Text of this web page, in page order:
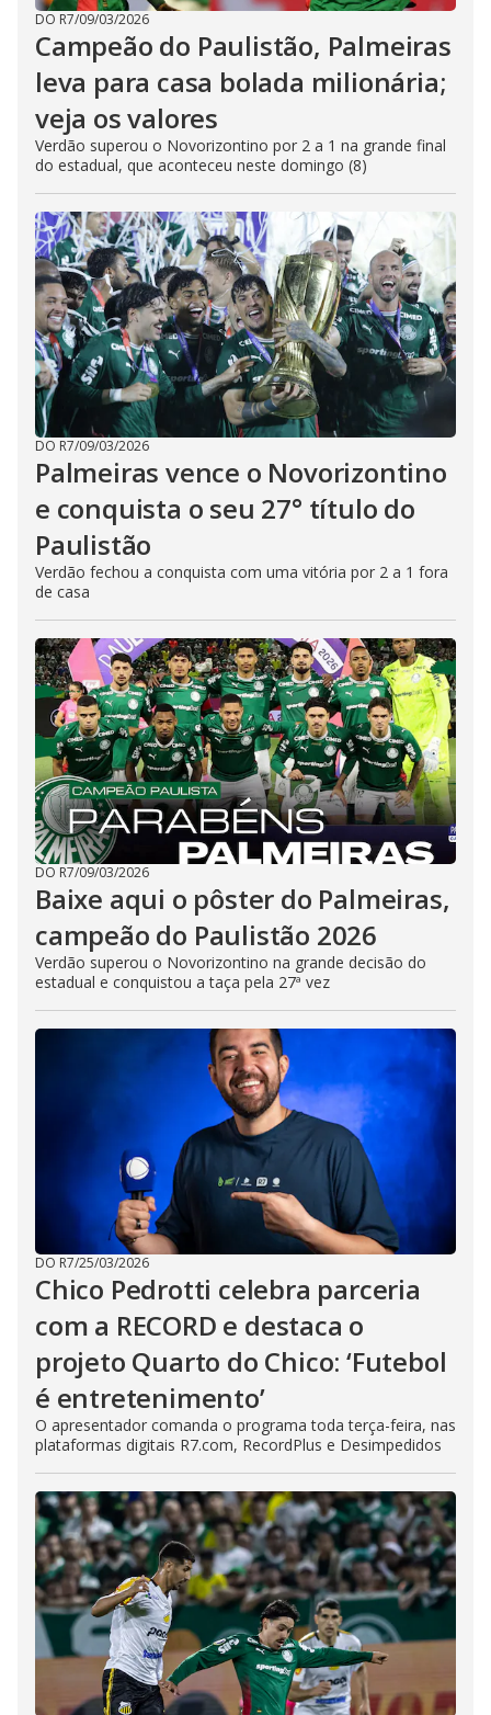
DO R7/09/03/2026
Campeão do Paulistão, Palmeiras
leva para casa bolada milionária;
veja os valores
Verdão superou o Novorizontino por 2 a 1 na grande final
do estadual, que aconteceu neste domingo (8)
DO R7/09/03/2026
Palmeiras vence o Novorizontino
e conquista o seu 27° título do
Paulistão
Verdão fechou a conquista com uma vitória por 2 a 1 fora
de casa
DO R7/09/03/2026
Baixe aqui o pôster do Palmeiras,
campeão do Paulistão 2026
Verdão superou o Novorizontino na grande decisão do
estadual e conquistou a taça pela 27ª vez
DO R7/25/03/2026
Chico Pedrotti celebra parceria
com a RECORD e destaca o
projeto Quarto do Chico: ‘Futebol
é entretenimento’
O apresentador comanda o programa toda terça-feira, nas
plataformas digitais R7.com, RecordPlus e Desimpedidos